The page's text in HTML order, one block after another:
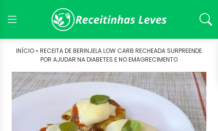
INÍCIO » RECEITA DE BERINJELA LOW CARB RECHEADA SURPREENDE
POR AJUDAR NA DIABETES E NO EMAGRECIMENTO